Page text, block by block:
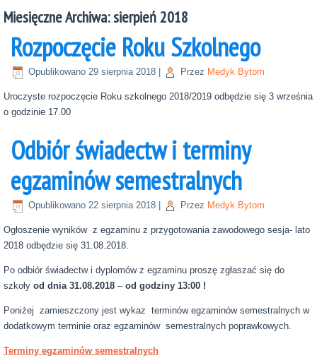
Miesięczne Archiwa:sierpień 2018
Rozpoczęcie Roku Szkolnego
Opublikowano 29 sierpnia 2018 Przez Medyk Bytom
Uroczyste rozpoczęcie Roku szkolnego 2018/2019 odbędzie się 3 września
o godzinie 17.00
Odbiór świadectw i terminy
egzaminów semestralnych
Opublikowano 22 sierpnia 2018 Przez Medyk Bytom
Ogłoszenie wyników z egzaminu z przygotowania zawodowego sesja- lato
2018 odbędzie się 31.08.2018.
Po odbiór świadectw i dyplomów z egzaminu proszę zgłaszać się do
szkoły od dnia 31.08.2018 – od godziny 13:00 !
Poniżej zamieszczony jest wykaz terminów egzaminów semestralnych w
dodatkowym terminie oraz egzaminów semestralnych poprawkowych.
Terminy egzaminów semestralnych